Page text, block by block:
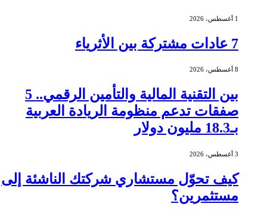
1 أغسطس، 2026
7 عادات مشتركة بين الأثرياء
8 أغسطس، 2026
بين التقنية المالية والتأمين الرقمي.. 5
صفقات تدعم منظومة الريادة العربية
بـ18.3 مليون دولار
3 أغسطس، 2026
كيف تحوّل مستشاري شركتك الناشئة إلى
مستثمرين؟